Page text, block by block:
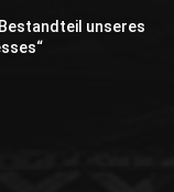
unseres